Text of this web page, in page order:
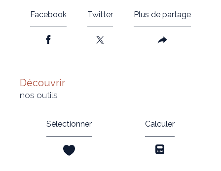
Facebook Twitter Plus de partage
découvrir
nos outils
Sélectionner Calculer